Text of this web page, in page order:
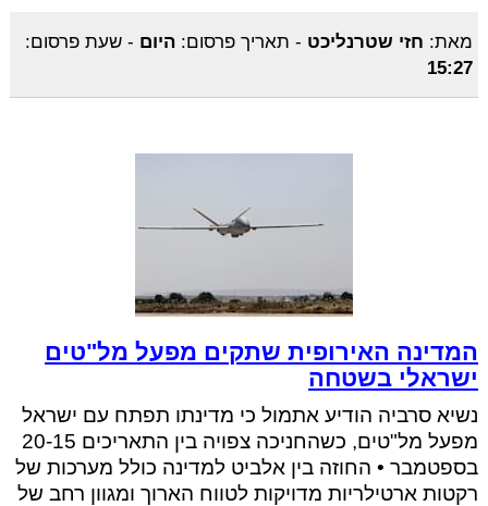
מאת: חזי שטרנליכט - תאריך פרסום: היום - שעת פרסום:
15:27
המדינה האירופית שתקים מפעל מל"טים
ישראלי בשטחה
נשיא סרביה הודיע אתמול כי מדינתו תפתח עם ישראל
מפעל מל"טים, כשהחניכה צפויה בין התאריכים 20-15
בספטמבר • החוזה בין אלביט למדינה כולל מערכות של
רקטות ארטילריות מדויקות לטווח הארוך ומגוון רחב של